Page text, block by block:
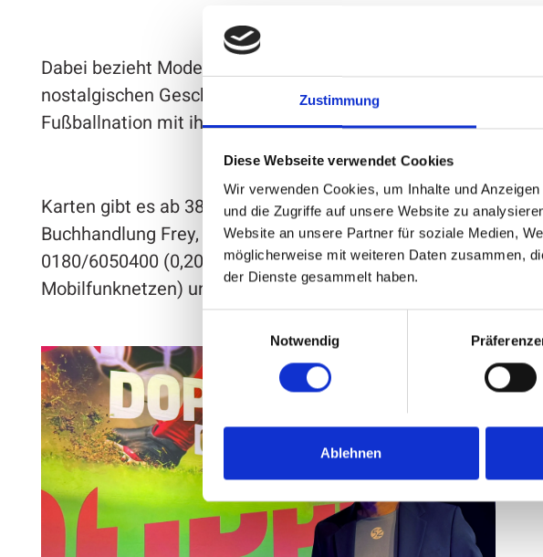
Zustimmung
Diese Webseite verwendet Cookies
Wir verwenden Cookies, um Inhalte und
und die Zugriffe auf unsere Website zu
Website an unsere Partner für soziale Medien,
möglicherweise mit weiteren Daten zusammen,
der Dienste gesammelt haben.
Notwendig
Ablehnen
Dabei bezieht Moderator Thomas Helmer auch das Publikum
nostalgischen Geschichten bis hin zu den aktuellen, heiß
Fußballnation mit ihren 83 Millionen Bundestrainern und -
Karten gibt es ab 38,00 € bei der Tourist-Info in Attendorn
Buchhandlung Frey, online unter www.tickets.attendorn.de,
0180/6050400 (0,20 €/Minute aus dem dt. Festnetz, max.
Mobilfunknetzen) und an allen bekannten Vorverkaufsstellen.